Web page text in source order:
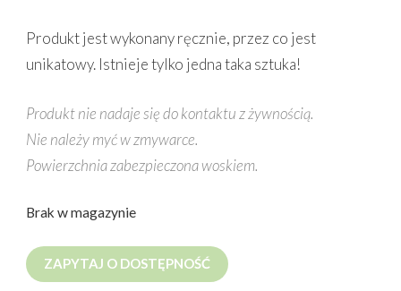
Produkt jest wykonany ręcznie, przez co jest
unikatowy. Istnieje tylko jedna taka sztuka!
Produkt nie nadaje się do kontaktu z żywnością.
Nie należy myć w zmywarce.
Powierzchnia zabezpieczona woskiem.
Brak w magazynie
ZAPYTAJ O DOSTĘPNOŚĆ